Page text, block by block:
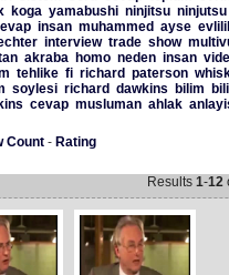
koga yamabushi ninjitsu ninjutsu
insan muhammed ayse
interview trade show
akraba homo neden insan
tehlike fi richard paterson
soylesi richard dawkins bilim
cevap musluman ahlak
Count- Rating
Results 1-12